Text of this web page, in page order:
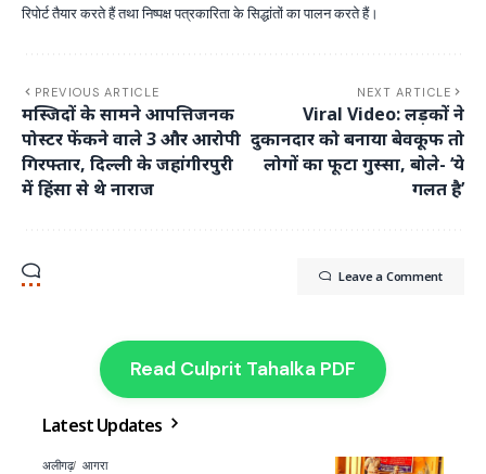
रिपोर्ट तैयार करते हैं तथा निष्पक्ष पत्रकारिता के सिद्धांतों का पालन करते हैं।
PREVIOUS ARTICLE
मस्जिदों के सामने आपत्तिजनक
पोस्टर फेंकने वाले 3 और आरोपी
गिरफ्तार, दिल्ली के जहांगीरपुरी
में हिंसा से थे नाराज
NEXT ARTICLE
Viral Video: लड़कों ने
दुकानदार को बनाया बेवकूफ तो
लोगों का फूटा गुस्सा, बोले- ‘ये
गलत है’
Leave a Comment
Read Culprit Tahalka PDF
Latest Updates
अलीगढ़ आगरा